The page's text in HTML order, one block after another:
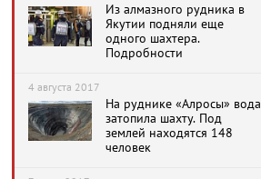
Из алмазного рудника в
Якутии подняли еще
одного шахтера.
Подробности
4 августа 2017
На руднике «Алросы» вода
затопила шахту. Под
землей находятся 148
человек